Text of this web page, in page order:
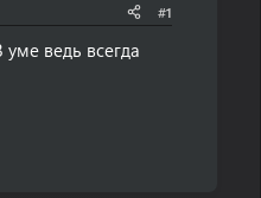
#1
уме ведь всегда